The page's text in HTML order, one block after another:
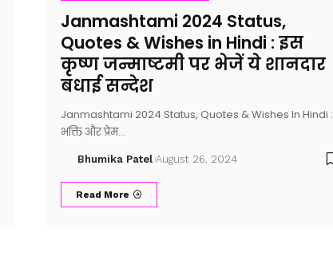
Janmashtami 2024 Status,
Quotes & Wishes in Hindi : इस
कृष्ण जन्माष्टमी पर भेजें ये शानदार
बधाई सन्देश
Janmashtami 2024 Status, Quotes & Wishes In Hindi :
भक्ति और प्रेम…
Bhumika Patel August 26, 2024
Read More